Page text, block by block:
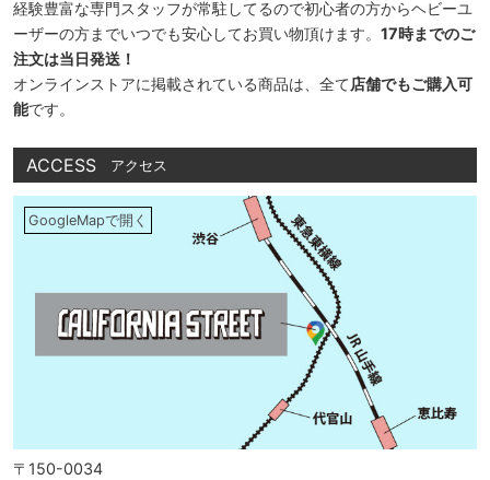
経験豊富な専門スタッフが常駐してるので初心者の方からヘビーユ
ーザーの方までいつでも安心してお買い物頂けます。 17時までのご
注文は当日発送！
オンラインストアに掲載されている商品は、全て店舗でもご購入可
能です。
ACCESS アクセス
GoogleMapで開く
〒150-0034